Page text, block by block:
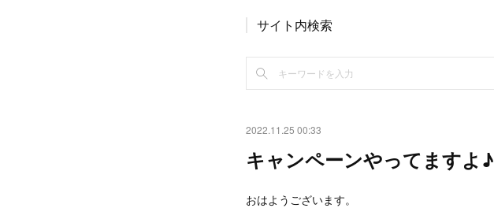
サイト内検索
2022.11.25 00:33
キャンペーンやってますよ♪
おはようございます。